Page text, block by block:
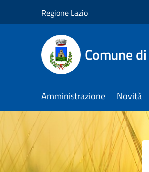
Regione Lazio
Comune
Amministrazione Novità